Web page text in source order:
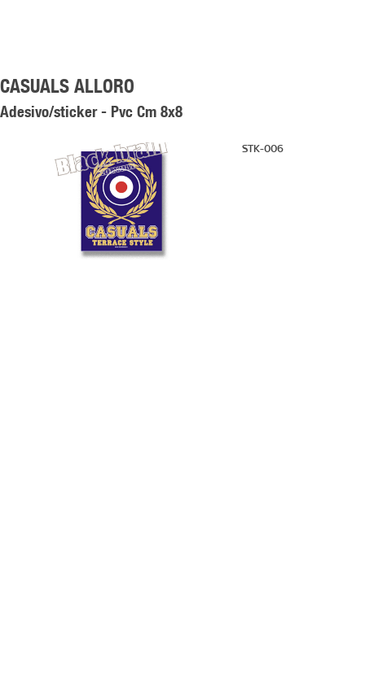
CASUALS ALLORO
Adesivo/sticker - Pvc Cm 8x8
STK-006